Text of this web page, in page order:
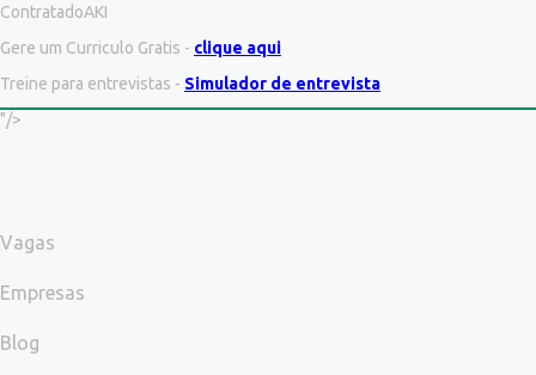
ContratadoAKI
Gere um Curriculo Gratis - clique aqui
Treine para entrevistas - Simulador de entrevista
"/>
Vagas
Empresas
Blog